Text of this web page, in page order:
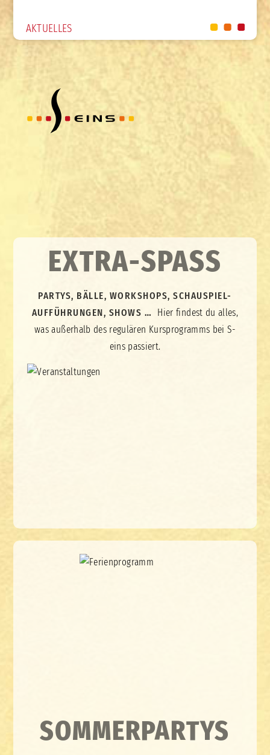
AKTUELLES
EXTRA-SPASS
PARTYS, BÄLLE, WORKSHOPS, SCHAUSPIEL-
AUFFÜHRUNGEN, SHOWS …
Hier findest du alles,
was außerhalb des regulären Kursprogramms bei S-
eins passiert.
SOMMERPARTYS